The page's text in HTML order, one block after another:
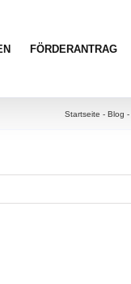
FÖRDERANTRAG
Startseite - Blog -